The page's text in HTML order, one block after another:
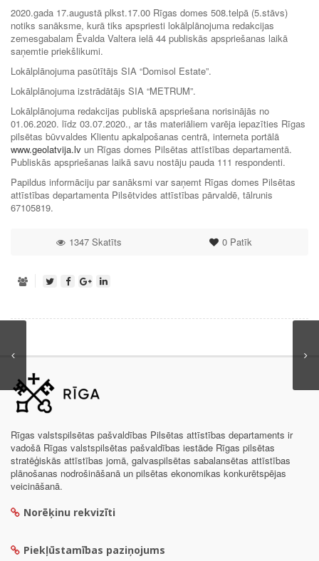
2020.gada 17.augustā plkst.17.00 Rīgas domes 508.telpā (5.stāvs)
notiks sanāksme, kurā tiks apspriesti lokālplānojuma redakcijas
zemesgabalam Ēvalda Valtera ielā 44 publiskās apspriešanas laikā
saņemtie priekšlikumi.
Lokālplānojuma pasūtītājs SIA “Domisol Estate”.
Lokālplānojuma izstrādātājs SIA “METRUM”.
Lokālplānojuma redakcijas publiskā apspriešana norisinājās no
01.06.2020. līdz 03.07.2020., ar tās materiāliem varēja iepazīties Rīgas
pilsētas būvvaldes Klientu apkalpošanas centrā, interneta portālā
www.geolatvija.lv un Rīgas domes Pilsētas attīstības departamentā.
Publiskās apspriešanas laikā savu nostāju pauda 111 respondenti.
Papildus informāciju par sanāksmi var saņemt Rīgas domes Pilsētas
attīstības departamenta Pilsētvides attīstības pārvaldē, tālrunis
67105819.
0Patīk
1347 Skatīts
Rīgas valstspilsētas pašvaldības Pilsētas attīstības departaments ir
vadošā Rīgas valstspilsētas pašvaldības iestāde Rīgas pilsētas
stratēģiskās attīstības jomā, galvaspilsētas sabalansētas attīstības
plānošanas nodrošināšanā un pilsētas ekonomikas konkurētspējas
veicināšanā.
Norēķinu rekvizīti
Piekļūstamības paziņojums